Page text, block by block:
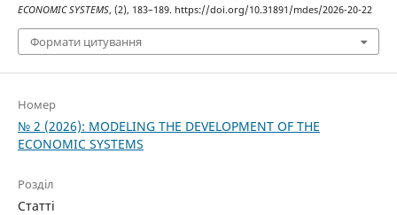
ECONOMIC SYSTEMS, (2), 183–189. https://doi.org/10.31891/mdes/2026-20-22
Формати цитування
Номер
№ 2 (2026): MODELING THE DEVELOPMENT OF THE
ECONOMIC SYSTEMS
Розділ
Статті